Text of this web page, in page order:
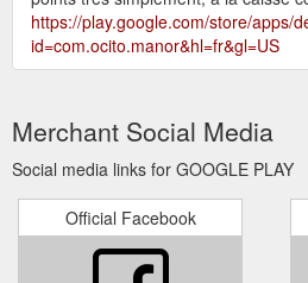
https://play.google.com/store/apps/
id=com.ocito.manor&hl=fr&gl=US
Merchant Social Media
Social media links for GOOGLE PLAY
Official Facebook